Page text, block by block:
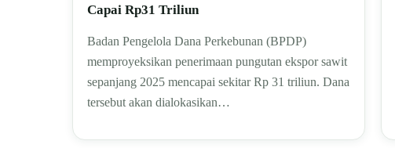
Capai Rp31 Triliun
Badan Pengelola Dana Perkebunan (BPDP)
memproyeksikan penerimaan pungutan ekspor sawit
sepanjang 2025 mencapai sekitar Rp 31 triliun. Dana
tersebut akan dialokasikan…